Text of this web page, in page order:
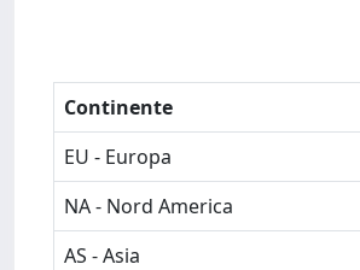
Continente
EU - Europa
NA - Nord America
AS - Asia